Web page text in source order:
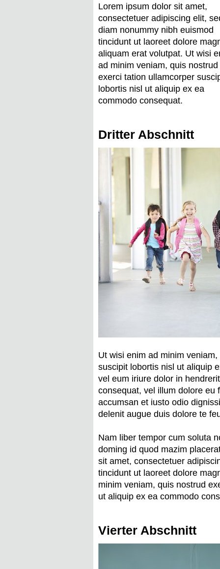
Lorem ipsum dolor sit amet,
consectetuer adipiscing elit,
diam nonummy nibh euismod
tincidunt ut laoreet dolore
aliquam erat volutpat. Ut wisi
ad minim veniam, quis nostrud
exerci tation ullamcorper
lobortis nisl ut aliquip ex ea
commodo consequat.
Dritter Abschnitt
Ut wisi enim ad minim
suscipit lobortis nisl ut aliquip
vel eum iriure dolor in
consequat, vel illum dolore eu
accumsan et iusto odio
delenit augue duis dolore te
Nam liber tempor cum soluta
doming id quod mazim
sit amet, consectetuer
tincidunt ut laoreet dolore
minim veniam, quis nostrud
ut aliquip ex ea commodo
Vierter Abschnitt